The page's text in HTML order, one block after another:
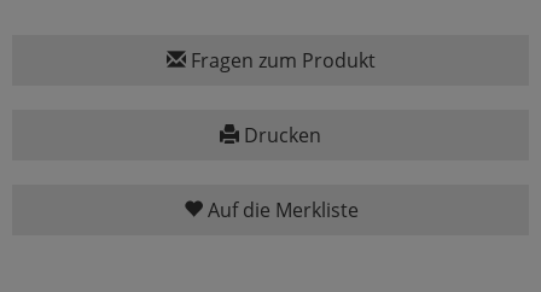
Fragen zum Produkt
Drucken
Auf die Merkliste